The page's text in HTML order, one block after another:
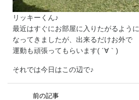
リッキーくん♪
最近はすぐにお部屋に入りたがるように
なってきましたが、出来るだけお外で
運動も頑張ってもらいます( ´∀｀)
それでは今日はこの辺で♪
前の記事